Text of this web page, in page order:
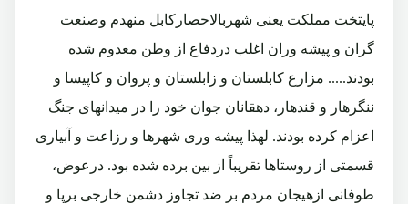
پایتخت مملکت یعنی شهربالاحصارکابل منهدم وصنعت
گران و پیشه وران اغلب دردفاع از وطن معدوم شده
بودند..... مزارع کابلستان و زابلستان و پروان و کاپیسا و
ننگرهار و قندهار، دهقانان جوان خود را در میدانهای جنگ
اعزام کرده بودند. لهذا پیشه وری شهرها و رزاعت و آبیاری
قسمتی از روستاها تقریباً از بین برده شده بود. درعوض،
طوفانی ازهیجان مردم بر ضد تجاوز دشمن خارجی برپا و